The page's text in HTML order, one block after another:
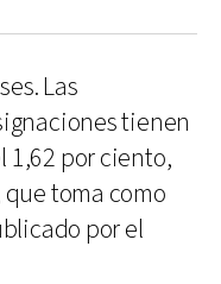
Las
tienen
1,62 por ciento,
toma como
por el